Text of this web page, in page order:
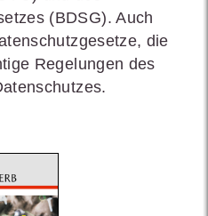
(BDSG). Auch
die
Regelungen des